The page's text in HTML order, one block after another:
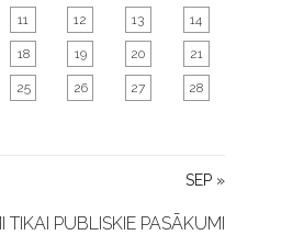
SEP »
11 12 13 14
18 19 20 21
25 26 27 28
PUBLISKIE PASĀKUMI